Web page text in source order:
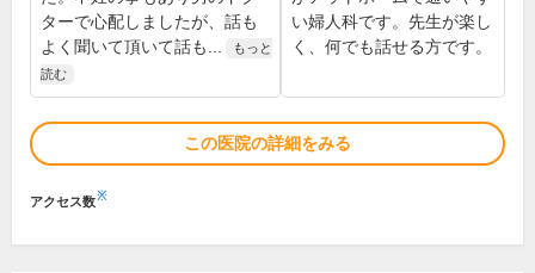
ターで心配しましたが、話も
よく聞いて頂いて話も...
もっと
読む
い婦人科です。先生が楽し
く、何でも話せる方です。
この医院の詳細をみる
アクセス数※